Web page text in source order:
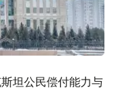
坦公民偿付能力与